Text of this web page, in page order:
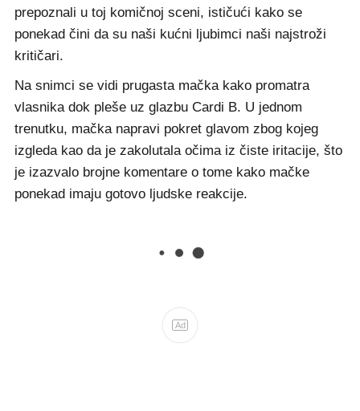
prepoznali u toj komičnoj sceni, ističući kako se
ponekad čini da su naši kućni ljubimci naši najstroži
kritičari.
Na snimci se vidi prugasta mačka kako promatra
vlasnika dok pleše uz glazbu Cardi B. U jednom
trenutku, mačka napravi pokret glavom zbog kojeg
izgleda kao da je zakolutala očima iz čiste iritacije, što
je izazvalo brojne komentare o tome kako mačke
ponekad imaju gotovo ljudske reakcije.
Ad